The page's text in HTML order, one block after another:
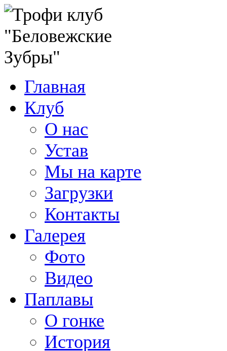
Главная
Клуб
О нас
Устав
Мы на карте
Загрузки
Контакты
Галерея
Фото
Видео
Паплавы
О гонке
История